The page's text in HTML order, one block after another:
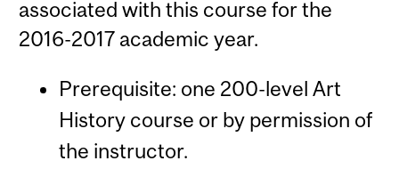
associated with this course for the
2016-2017 academic year.
Prerequisite: one 200-level Art
History course or by permission of
the instructor.